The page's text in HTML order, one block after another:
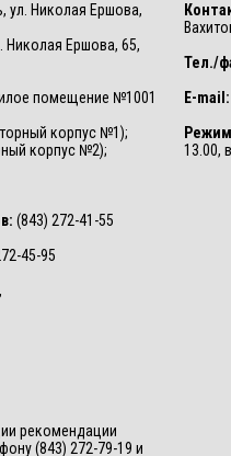
ул. Николая Ершова,
Николая Ершова, 65,
помещение №1001
корпус №1);
корпус №2);
(843) 272-41-55
45-95
рекомендации
(843) 272-79-19 и
Тел./
E-mail:
13.00,